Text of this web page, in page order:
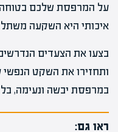
על המרפסת שלכם בטוחה
איכותי היא השקעה
בצעו את הצעדים
ותחזירו את השקט
במרפסת יבשה ונעימה,
ראו גם: